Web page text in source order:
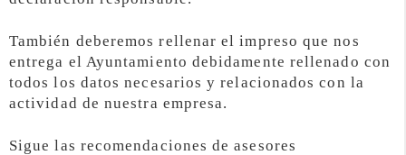
También deberemos rellenar el impreso que nos
entrega el Ayuntamiento debidamente rellenado con
todos los datos necesarios y relacionados con la
actividad de nuestra empresa.
Sigue las recomendaciones de asesores